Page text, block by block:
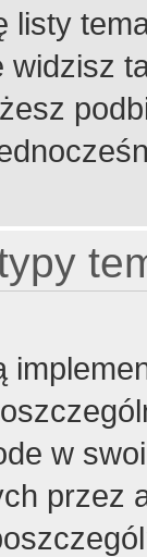
listy
w
przez